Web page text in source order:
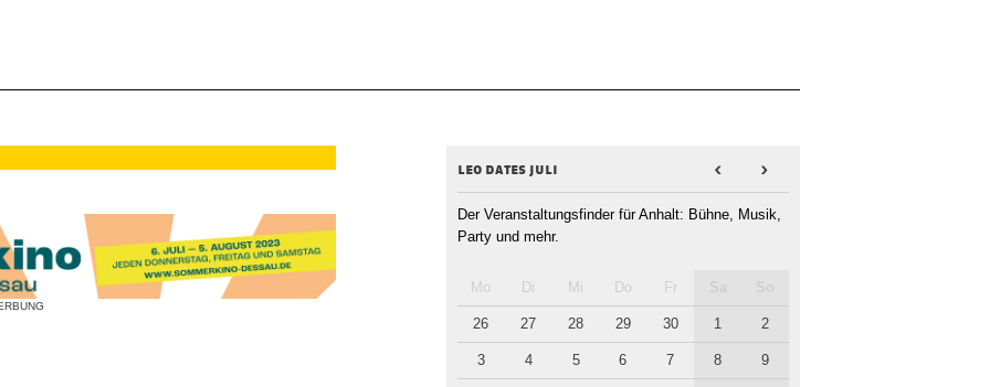
leo dates juli < >
Der Veranstaltungsfinder für Anhalt: Bühne, Musik,
Party und mehr.
Mo Di Mi Do Fr
26 27 28 29 30 1 2
3 4 5 6 7 8 9